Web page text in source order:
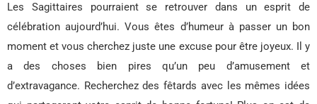
Les Sagittaires pourraient se retrouver dans un esprit de
célébration aujourd’hui. Vous êtes d’humeur à passer un bon
moment et vous cherchez juste une excuse pour être joyeux. Il y
a des choses bien pires qu’un peu d’amusement et
d’extravagance. Recherchez des fêtards avec les mêmes idées